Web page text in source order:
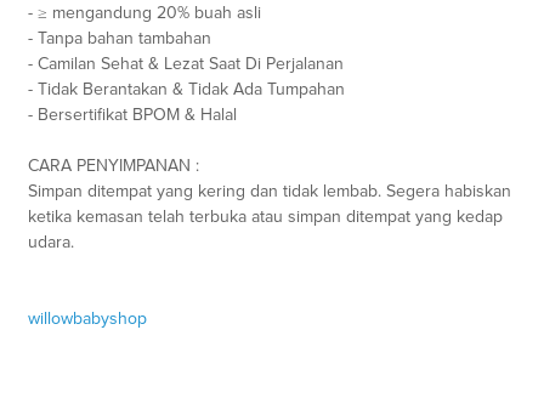
- ≥ mengandung 20% buah asli
- Tanpa bahan tambahan
- Camilan Sehat & Lezat Saat Di Perjalanan
- Tidak Berantakan & Tidak Ada Tumpahan
- Bersertifikat BPOM & Halal
CARA PENYIMPANAN :
Simpan ditempat yang kering dan tidak lembab. Segera habiskan
ketika kemasan telah terbuka atau simpan ditempat yang kedap
udara.
willowbabyshop